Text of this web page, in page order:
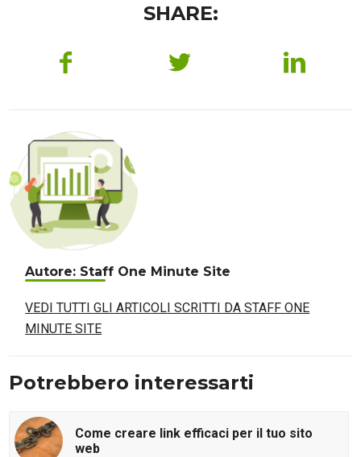
SHARE:
Autore: Staff One Minute Site
VEDI TUTTI GLI ARTICOLI SCRITTI DA STAFF ONE
MINUTE SITE
Potrebbero interessarti
Come creare link efficaci per il tuo sito
web